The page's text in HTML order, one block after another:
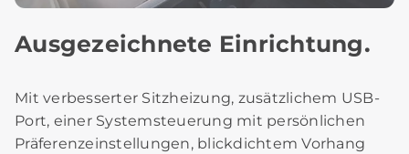
Ausgezeichnete Einrichtung.
Mit verbesserter Sitzheizung, zusätzlichem USB-
Port, einer Systemsteuerung mit persönlichen
Präferenzeinstellungen, blickdichtem Vorhang